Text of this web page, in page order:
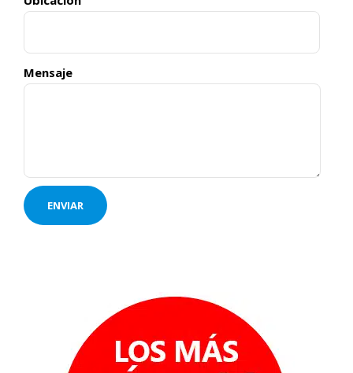
Mensaje